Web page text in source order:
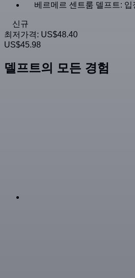
베르메르 센트룸 델프트:
신규
최저가격: US$48.40
US$45.98
델프트의 모든 경험